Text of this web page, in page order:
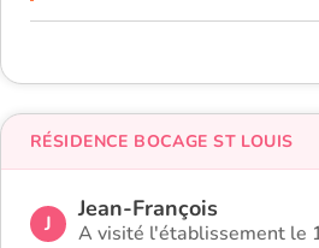
J
Jean-François
A visité l'établissement le
RÉSIDENCE BOCAGE ST LOUIS